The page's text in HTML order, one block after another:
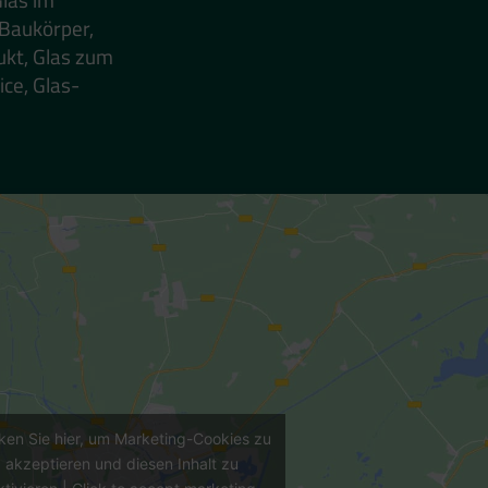
Glas zum
Glas-
Sie hier, um Marketing-Cookies zu
akzeptieren und diesen Inhalt zu